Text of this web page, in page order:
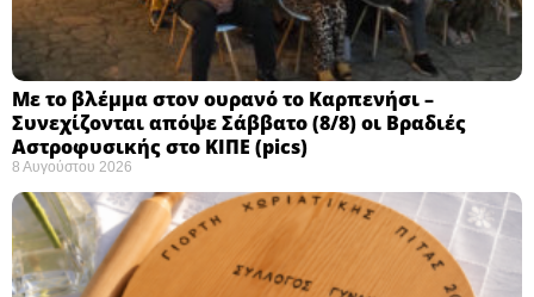
Με το βλέμμα στον ουρανό το Καρπενήσι –
Συνεχίζονται απόψε Σάββατο (8/8) οι Βραδιές
Αστροφυσικής στο ΚΙΠΕ (pics)
8 Αυγούστου 2026